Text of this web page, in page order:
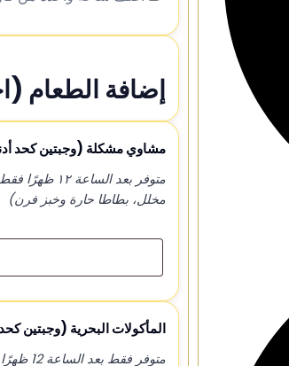
إضافة الطعام
مشاوي مشكلة (وجبتين كحد
متوفر بعد
مخلل، بطاطا حارة وخبز فرن)
المأكولات البحرية (وجبتين
متوفر فقط بعد الساعة 12 ظهرًا (سعر الوجبة لشخص واحد)